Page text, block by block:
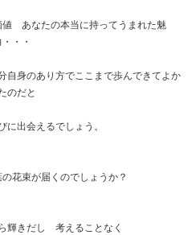
あなたの本当に持ってうまれた魅
・・・
身のあり方でここまで歩んできてよか
のだと
に出会えるでしょう。
花束が届くのでしょうか？
輝きだし 考えることなく